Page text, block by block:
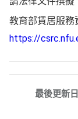
教育部賃居服務
https://
最後更新